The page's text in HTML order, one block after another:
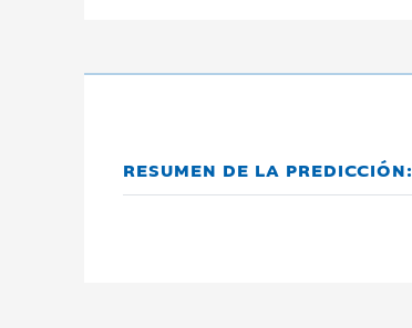
RESUMEN DE LA PREDICCIÓN: